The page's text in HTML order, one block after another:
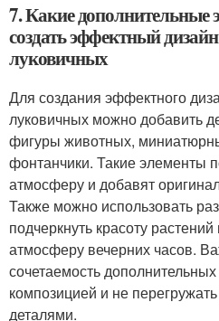
7. Какие дополнительные
создать эффектный
луковичных
Для создания эффектного
луковичных можно добавить
фигуры животных,
фонтанчики. Такие элементы
атмосферу и добавят
Также можно использовать
подчеркнуть красоту
атмосферу вечерних часов.
сочетаемость
композицией и не
деталями.